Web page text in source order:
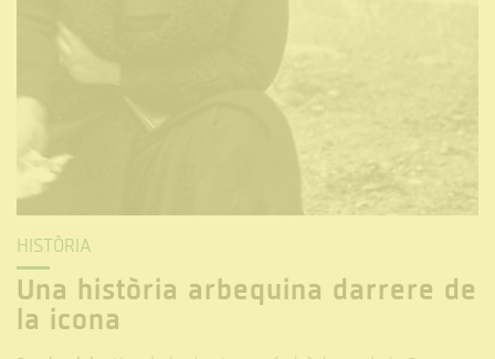
HISTÒRIA
Una història arbequina darrere de
la icona